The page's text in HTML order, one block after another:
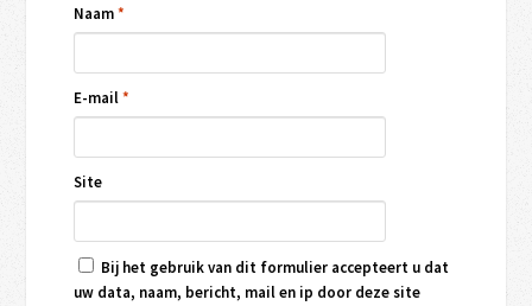
Naam*
E-mail*
Site
Bij het gebruik van dit formulier accepteert u dat
uw data, naam, bericht, mail en ip door deze site